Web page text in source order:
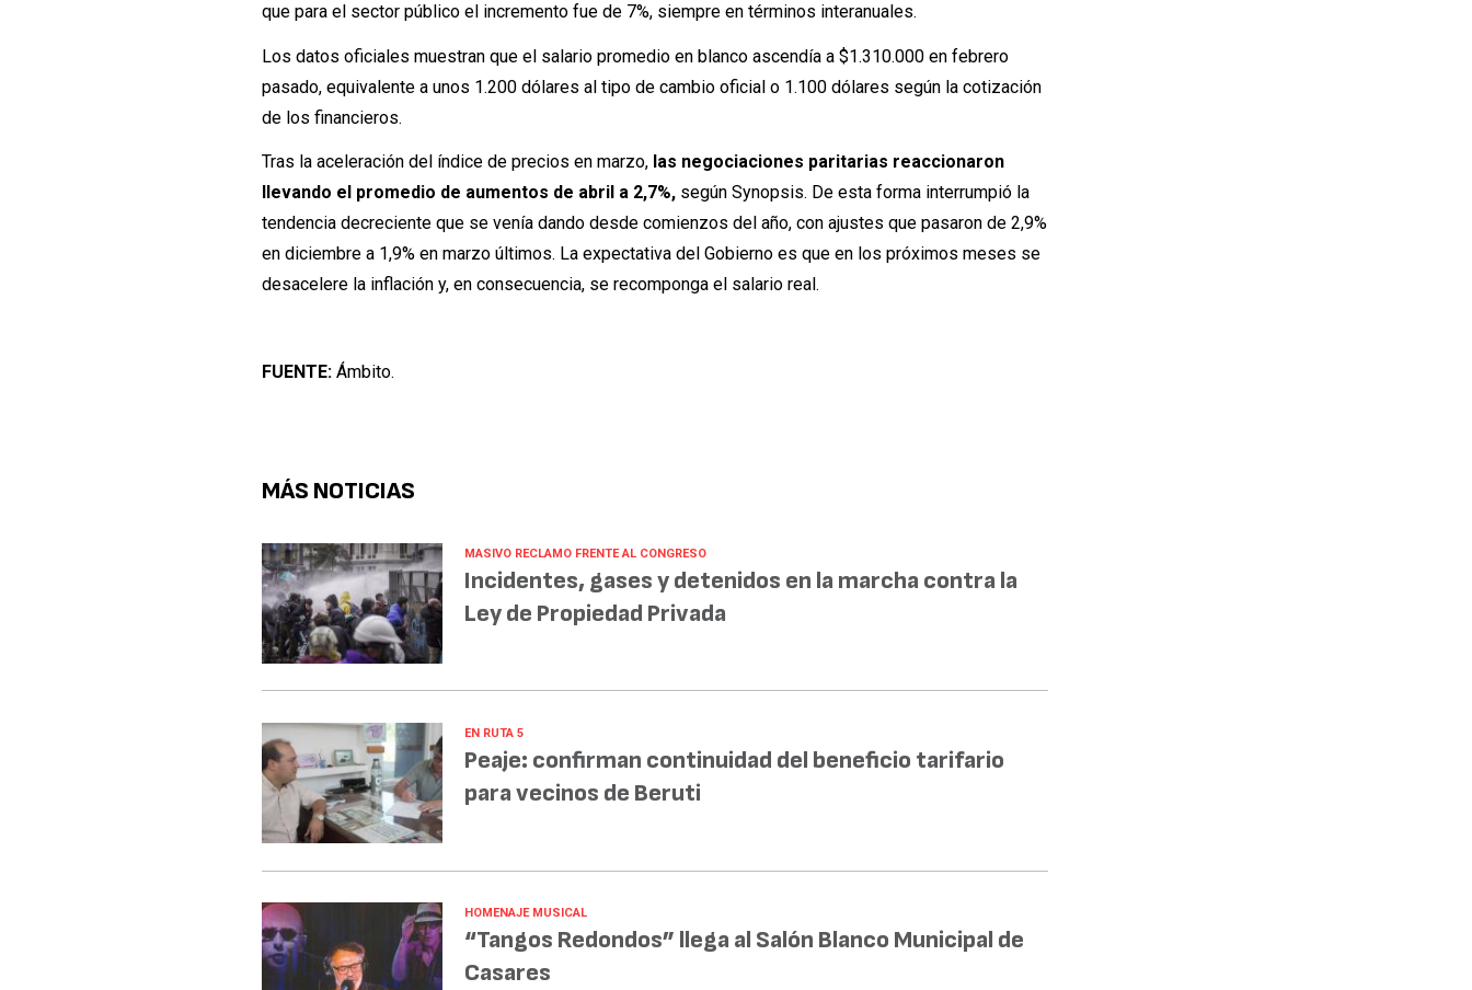
que para el sector público el incremento fue de 7%, siempre en términos interanuales.
Los datos oficiales muestran que el salario promedio en blanco ascendía a $1.310.000 en febrero
pasado, equivalente a unos 1.200 dólares al tipo de cambio oficial o 1.100 dólares según la cotización
de los financieros.
Tras la aceleración del índice de precios en marzo, las negociaciones paritarias reaccionaron
llevando el promedio de aumentos de abril a 2,7%, según Synopsis. De esta forma interrumpió la
tendencia decreciente que se venía dando desde comienzos del año, con ajustes que pasaron de 2,9%
en diciembre a 1,9% en marzo últimos. La expectativa del Gobierno es que en los próximos meses se
desacelere la inflación y, en consecuencia, se recomponga el salario real.
FUENTE: Ámbito.
MÁS NOTICIAS
MASIVO RECLAMO FRENTE AL CONGRESO
Incidentes, gases y detenidos en la marcha contra la
Ley de Propiedad Privada
EN RUTA 5
Peaje: confirman continuidad del beneficio tarifario
para vecinos de Beruti
HOMENAJE MUSICAL
“Tangos Redondos” llega al Salón Blanco Municipal de
Casares